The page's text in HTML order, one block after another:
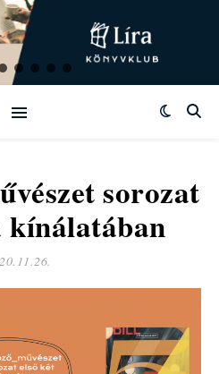
sorozat